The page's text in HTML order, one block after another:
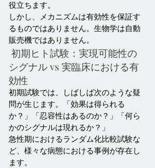
役立ちます。
しかし、メカニズムは有効性を保証す
るものではありません。生物学は自動
販売機ではありません。
シグナル vs 実臨床における有
効性
初期試験では、しばしば次のような疑
問が生じます。「効果は得られる
か？」「忍容性はあるのか？」「何ら
かのシグナルは現れるか？」
急性期におけるランダム化比較試験な
ど、様々な病態における事例が存在し
ます。